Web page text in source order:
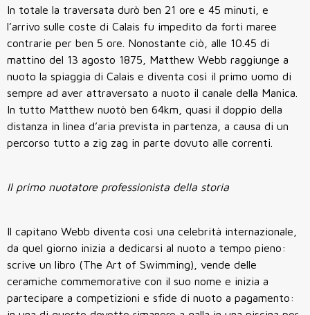
In totale la traversata durò ben 21 ore e 45 minuti, e
l’arrivo sulle coste di Calais fu impedito da forti maree
contrarie per ben 5 ore. Nonostante ciò, alle 10.45 di
mattino del 13 agosto 1875, Matthew Webb raggiunge a
nuoto la spiaggia di Calais e diventa così il primo uomo di
sempre ad aver attraversato a nuoto il canale della Manica.
In tutto Matthew nuotò ben 64km, quasi il doppio della
distanza in linea d’aria prevista in partenza, a causa di un
percorso tutto a zig zag in parte dovuto alle correnti.
Il primo nuotatore professionista della storia
Il capitano Webb diventa così una celebrità internazionale,
da quel giorno inizia a dedicarsi al nuoto a tempo pieno:
scrive un libro (The Art of Swimming), vende delle
ceramiche commemorative con il suo nome e inizia a
partecipare a competizioni e sfide di nuoto a pagamento: